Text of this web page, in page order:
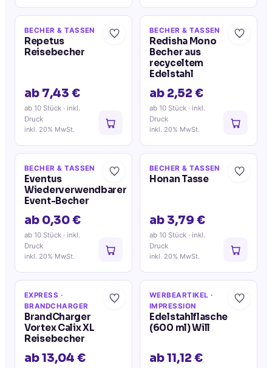
BECHER & TASSEN
Repetus
Reisebecher
ab 7,43 €
ab 10 Stück · inkl.
Druck
inkl. 20% MwSt.
BECHER & TASSEN
Redisha Mono
Becher aus
recyceltem
Edelstahl
ab 2,52 €
ab 10 Stück · inkl.
Druck
inkl. 20% MwSt.
BECHER & TASSEN
Eventus
Wiederverwendbarer
Event-Becher
ab 0,30 €
ab 10 Stück · inkl.
Druck
inkl. 20% MwSt.
BECHER & TASSEN
Honan Tasse
ab 3,79 €
ab 10 Stück · inkl.
Druck
inkl. 20% MwSt.
EXPRESS ·
BRANDCHARGER
BrandCharger
Vortex Calix XL
Reisebecher
ab 13,04 €
WERBEARTIKEL ·
IMPRESSION
Edelstahlflasche
(600 ml) Will
ab 11,12 €